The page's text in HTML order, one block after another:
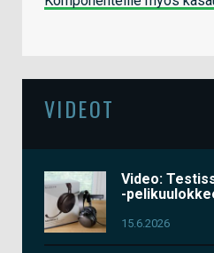
VIDEOT
Video:
-
15.6.2026